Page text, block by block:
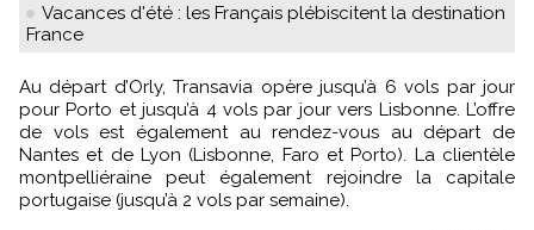
Vacances d'été : les Français plébiscitent la destination
France
Au départ d’Orly, Transavia opère jusqu’à 6 vols par jour
pour Porto et jusqu’à 4 vols par jour vers Lisbonne. L’offre
de vols est également au rendez-vous au départ de
Nantes et de Lyon (Lisbonne, Faro et Porto). La clientèle
montpelliéraine peut également rejoindre la capitale
portugaise (jusqu’à 2 vols par semaine).